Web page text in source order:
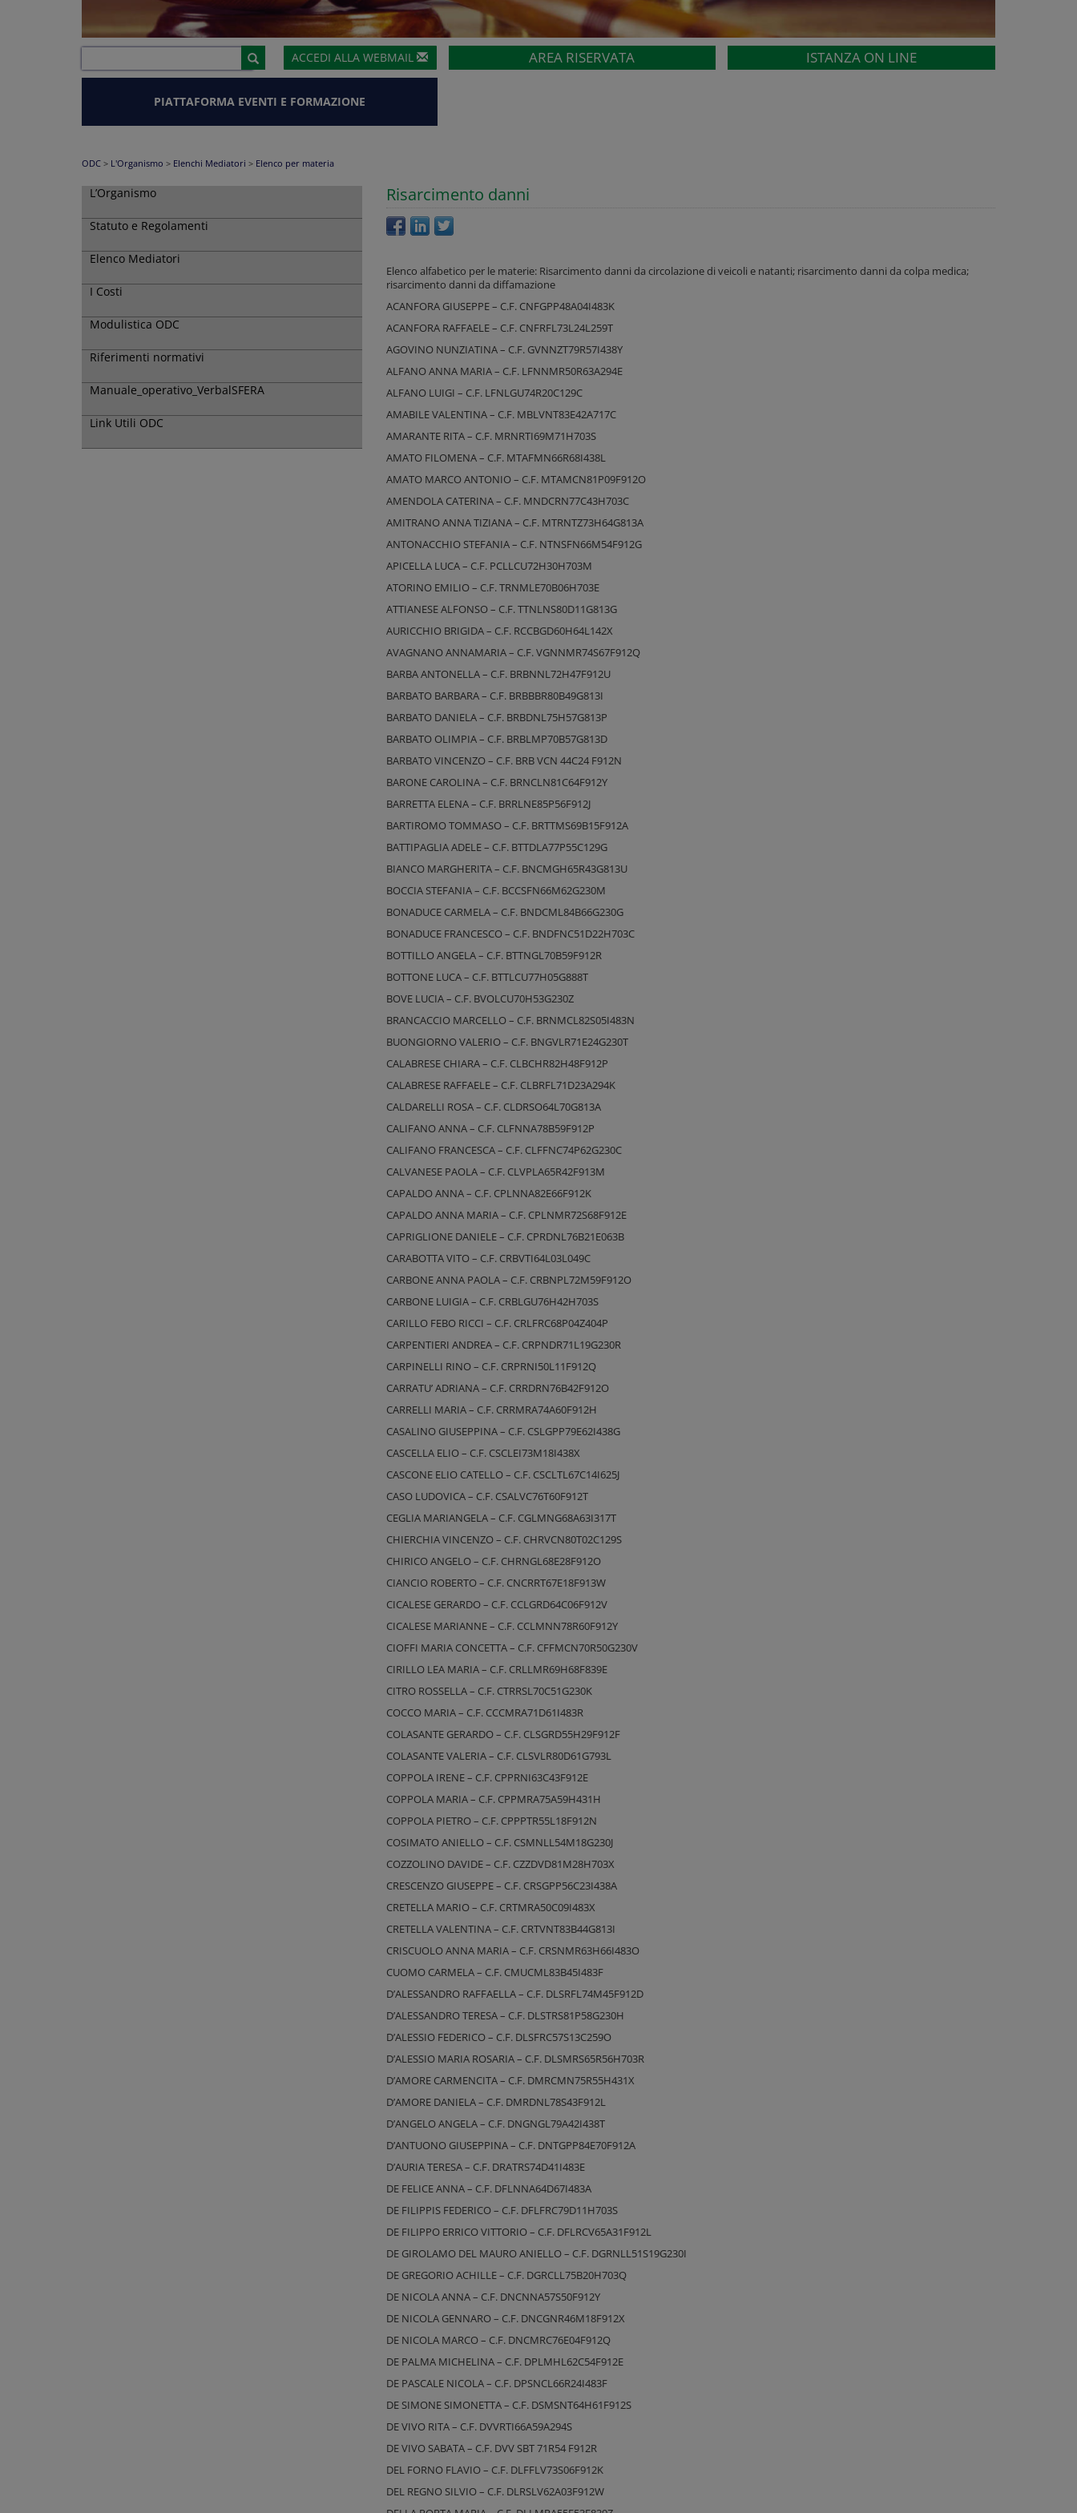
ACCEDI ALLAWEBMAIL
PIATTAFORMA EVENTI E FORMAZIONE
AREA RISERVATA ISTANZA ON LINE
ODC > L'Organismo > Elenchi Mediatori > Elenco per materia
L’Organismo
Statuto e Regolamenti
Elenco Mediatori
I Costi
Modulistica ODC
Riferimenti normativi
Manuale_operativo_VerbalSFERA
Link Utili ODC
Risarcimento danni
Elenco alfabetico per le materie: Risarcimento danni da circolazione di veicoli e natanti; risarcimento danni da colpa medica;
risarcimento danni da diffamazione
ACANFORA GIUSEPPE – C.F. CNFGPP48A04I483K
ACANFORA RAFFAELE – C.F. CNFRFL73L24L259T
AGOVINO NUNZIATINA – C.F. GVNNZT79R57I438Y
ALFANO ANNA MARIA – C.F. LFNNMR50R63A294E
ALFANO LUIGI – C.F. LFNLGU74R20C129C
AMABILE VALENTINA – C.F. MBLVNT83E42A717C
AMARANTE RITA – C.F. MRNRTI69M71H703S
AMATO FILOMENA – C.F. MTAFMN66R68I438L
AMATO MARCO ANTONIO – C.F. MTAMCN81P09F912O
AMENDOLA CATERINA – C.F. MNDCRN77C43H703C
AMITRANO ANNA TIZIANA – C.F. MTRNTZ73H64G813A
ANTONACCHIO STEFANIA – C.F. NTNSFN66M54F912G
APICELLA LUCA – C.F. PCLLCU72H30H703M
ATORINO EMILIO – C.F. TRNMLE70B06H703E
ATTIANESE ALFONSO – C.F. TTNLNS80D11G813G
AURICCHIO BRIGIDA – C.F. RCCBGD60H64L142X
AVAGNANO ANNAMARIA – C.F. VGNNMR74S67F912Q
BARBA ANTONELLA – C.F. BRBNNL72H47F912U
BARBATO BARBARA – C.F. BRBBBR80B49G813I
BARBATO DANIELA – C.F. BRBDNL75H57G813P
BARBATO OLIMPIA – C.F. BRBLMP70B57G813D
BARBATO VINCENZO – C.F. BRB VCN 44C24 F912N
BARONE CAROLINA – C.F. BRNCLN81C64F912Y
BARRETTA ELENA – C.F. BRRLNE85P56F912J
BARTIROMO TOMMASO – C.F. BRTTMS69B15F912A
BATTIPAGLIA ADELE – C.F. BTTDLA77P55C129G
BIANCO MARGHERITA – C.F. BNCMGH65R43G813U
BOCCIA STEFANIA – C.F. BCCSFN66M62G230M
BONADUCE CARMELA – C.F. BNDCML84B66G230G
BONADUCE FRANCESCO – C.F. BNDFNC51D22H703C
BOTTILLO ANGELA – C.F. BTTNGL70B59F912R
BOTTONE LUCA – C.F. BTTLCU77H05G888T
BOVE LUCIA – C.F. BVOLCU70H53G230Z
BRANCACCIO MARCELLO – C.F. BRNMCL82S05I483N
BUONGIORNO VALERIO – C.F. BNGVLR71E24G230T
CALABRESE CHIARA – C.F. CLBCHR82H48F912P
CALABRESE RAFFAELE – C.F. CLBRFL71D23A294K
CALDARELLI ROSA – C.F. CLDRSO64L70G813A
CALIFANO ANNA – C.F. CLFNNA78B59F912P
CALIFANO FRANCESCA – C.F. CLFFNC74P62G230C
CALVANESE PAOLA – C.F. CLVPLA65R42F913M
CAPALDO ANNA – C.F. CPLNNA82E66F912K
CAPALDO ANNA MARIA – C.F. CPLNMR72S68F912E
CAPRIGLIONE DANIELE – C.F. CPRDNL76B21E063B
CARABOTTA VITO – C.F. CRBVTI64L03L049C
CARBONE ANNA PAOLA – C.F. CRBNPL72M59F912O
CARBONE LUIGIA – C.F. CRBLGU76H42H703S
CARILLO FEBO RICCI – C.F. CRLFRC68P04Z404P
CARPENTIERI ANDREA – C.F. CRPNDR71L19G230R
CARPINELLI RINO – C.F. CRPRNI50L11F912Q
CARRATU’ ADRIANA – C.F. CRRDRN76B42F912O
CARRELLI MARIA – C.F. CRRMRA74A60F912H
CASALINO GIUSEPPINA – C.F. CSLGPP79E62I438G
CASCELLA ELIO – C.F. CSCLEI73M18I438X
CASCONE ELIO CATELLO – C.F. CSCLTL67C14I625J
CASO LUDOVICA – C.F. CSALVC76T60F912T
CEGLIA MARIANGELA – C.F. CGLMNG68A63I317T
CHIERCHIA VINCENZO – C.F. CHRVCN80T02C129S
CHIRICO ANGELO – C.F. CHRNGL68E28F912O
CIANCIO ROBERTO – C.F. CNCRRT67E18F913W
CICALESE GERARDO – C.F. CCLGRD64C06F912V
CICALESE MARIANNE – C.F. CCLMNN78R60F912Y
CIOFFI MARIA CONCETTA – C.F. CFFMCN70R50G230V
CIRILLO LEA MARIA – C.F. CRLLMR69H68F839E
CITRO ROSSELLA – C.F. CTRRSL70C51G230K
COCCO MARIA – C.F. CCCMRA71D61I483R
COLASANTE GERARDO – C.F. CLSGRD55H29F912F
COLASANTE VALERIA – C.F. CLSVLR80D61G793L
COPPOLA IRENE – C.F. CPPRNI63C43F912E
COPPOLA MARIA – C.F. CPPMRA75A59H431H
COPPOLA PIETRO – C.F. CPPPTR55L18F912N
COSIMATO ANIELLO – C.F. CSMNLL54M18G230J
COZZOLINO DAVIDE – C.F. CZZDVD81M28H703X
CRESCENZO GIUSEPPE – C.F. CRSGPP56C23I438A
CRETELLA MARIO – C.F. CRTMRA50C09I483X
CRETELLA VALENTINA – C.F. CRTVNT83B44G813I
CRISCUOLO ANNA MARIA – C.F. CRSNMR63H66I483O
CUOMO CARMELA – C.F. CMUCML83B45I483F
D’ALESSANDRO RAFFAELLA – C.F. DLSRFL74M45F912D
D’ALESSANDRO TERESA – C.F. DLSTRS81P58G230H
D’ALESSIO FEDERICO – C.F. DLSFRC57S13C259O
D’ALESSIO MARIA ROSARIA – C.F. DLSMRS65R56H703R
D’AMORE CARMENCITA – C.F. DMRCMN75R55H431X
D’AMORE DANIELA – C.F. DMRDNL78S43F912L
D’ANGELO ANGELA – C.F. DNGNGL79A42I438T
D’ANTUONO GIUSEPPINA – C.F. DNTGPP84E70F912A
D’AURIA TERESA – C.F. DRATRS74D41I483E
DE FELICE ANNA – C.F. DFLNNA64D67I483A
DE FILIPPIS FEDERICO – C.F. DFLFRC79D11H703S
DE FILIPPO ERRICO VITTORIO – C.F. DFLRCV65A31F912L
DE GIROLAMO DEL MAURO ANIELLO – C.F. DGRNLL51S19G230I
DE GREGORIO ACHILLE – C.F. DGRCLL75B20H703Q
DE NICOLA ANNA – C.F. DNCNNA57S50F912Y
DE NICOLA GENNARO – C.F. DNCGNR46M18F912X
DE NICOLA MARCO – C.F. DNCMRC76E04F912Q
DE PALMA MICHELINA – C.F. DPLMHL62C54F912E
DE PASCALE NICOLA – C.F. DPSNCL66R24I483F
DE SIMONE SIMONETTA – C.F. DSMSNT64H61F912S
DE VIVO RITA – C.F. DVVRTI66A59A294S
DE VIVO SABATA – C.F. DVV SBT 71R54 F912R
DEL FORNO FLAVIO – C.F. DLFFLV73S06F912K
DEL REGNO SILVIO – C.F. DLRSLV62A03F912W